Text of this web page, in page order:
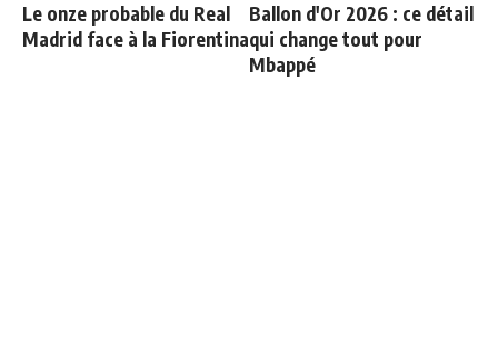
Le onze probable du Real
Madrid face à la Fiorentina
Ballon d'Or 2026 : ce détail
qui change tout pour
Mbappé